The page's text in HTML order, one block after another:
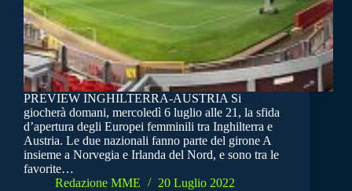
PREVIEW INGHILTERRA-AUSTRIA Si
giocherà domani, mercoledì 6 luglio alle 21, la sfida
d’apertura degli Europei femminili tra Inghilterra e
Austria. Le due nazionali fanno parte del girone A
insieme a Norvegia e Irlanda del Nord, e sono tra le
favorite…
Redazione MME
20 Luglio 2022